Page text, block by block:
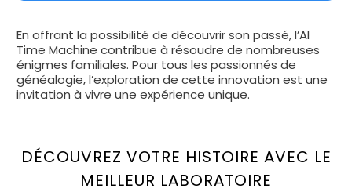
En offrant la possibilité de découvrir son passé, l’AI
Time Machine contribue à résoudre de nombreuses
énigmes familiales. Pour tous les passionnés de
généalogie, l’exploration de cette innovation est une
invitation à vivre une expérience unique.
DÉCOUVREZ VOTRE HISTOIRE AVEC LE
MEILLEUR LABORATOIRE